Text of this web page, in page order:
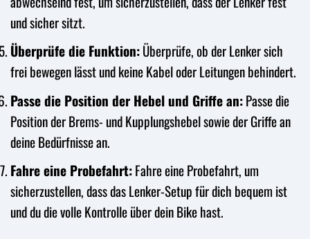
und sicher sitzt.
Überprüfe die Funktion:Überprüfe, ob der Lenker sich
frei bewegen lässt und keine Kabel oder Leitungen behindert.
Passe die Position der Hebel und Griffe an:Passe die
Position der Brems- und Kupplungshebel sowie der Griffe an
deine Bedürfnisse an.
Fahre eine Probefahrt:Fahre eine Probefahrt, um
sicherzustellen, dass das Lenker-Setup für dich bequem ist
und du die volle Kontrolle über dein Bike hast.